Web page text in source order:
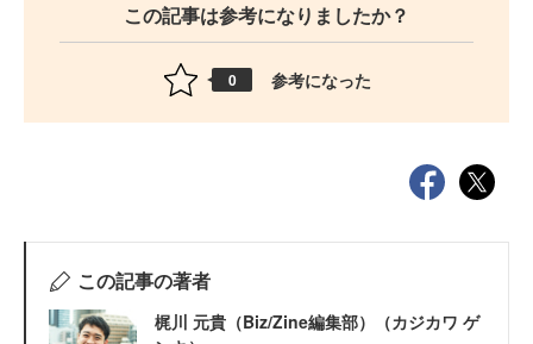
この記事は参考になりましたか？
0 参考になった
この記事の著者
梶川 元貴（Biz/Zine編集部）（カジカワ ゲ